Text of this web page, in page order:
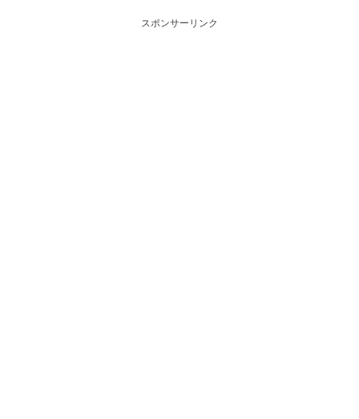
(注意喚起・申込停止)など、空売
り関連情報を集計し、図解でわ
(注意喚起・申込停止)など、空売
り関連情報を集計し、図解でわ
スポンサーリンク